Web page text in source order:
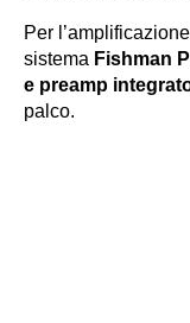
Per
sistema Fishman
e preamp
palco.